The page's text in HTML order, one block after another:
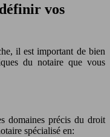
vos
il est important de bien
du notaire que vous
domaines précis du droit
spécialisé en: